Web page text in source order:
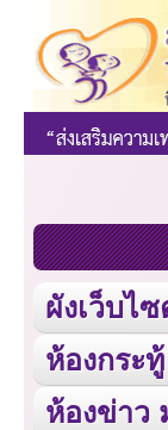
ผังเว็บไ
ห้องกระทู้
ห้องข่าว